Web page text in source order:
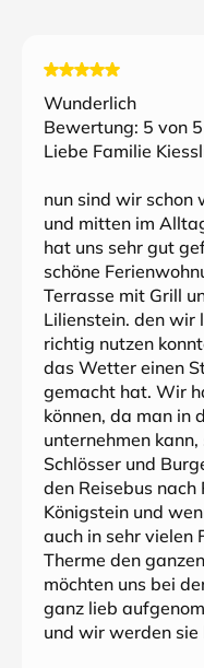
Wunderlich
Bewertung: 5 von 5
Liebe Familie
nun sind wir schon
und mitten im
hat uns sehr gut
schöne
Terrasse mit Grill
Lilienstein. den wir
richtig nutzen
das Wetter einen
gemacht hat. Wir
können, da man in
unternehmen
Schlösser und
den Reisebus
Königstein und
auch in sehr vielen
Therme den
möchten uns bei
ganz lieb
und wir werden